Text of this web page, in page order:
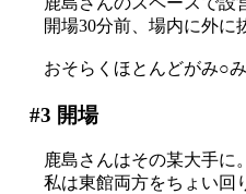
開場30分前、場内に外に
おそらくほとんどがみ○
#3 開場
鹿島さんはその某大手に。
私は東館両方をちょい回